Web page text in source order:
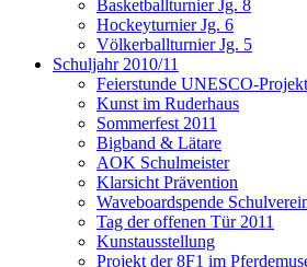
Basketballturnier Jg. 8
Hockeyturnier Jg. 6
Völkerballturnier Jg. 5
Schuljahr 2010/11
Feierstunde UNESCO-
Kunst im Ruderhaus
Sommerfest 2011
Bigband & Lätare
AOK Schulmeister
Klarsicht Prävention
Waveboardspende
Tag der offenen Tür 2011
Kunstausstellung
Projekt der 8F1 im